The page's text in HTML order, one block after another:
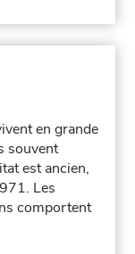
en grande
souvent
est ancien,
Les
comportent